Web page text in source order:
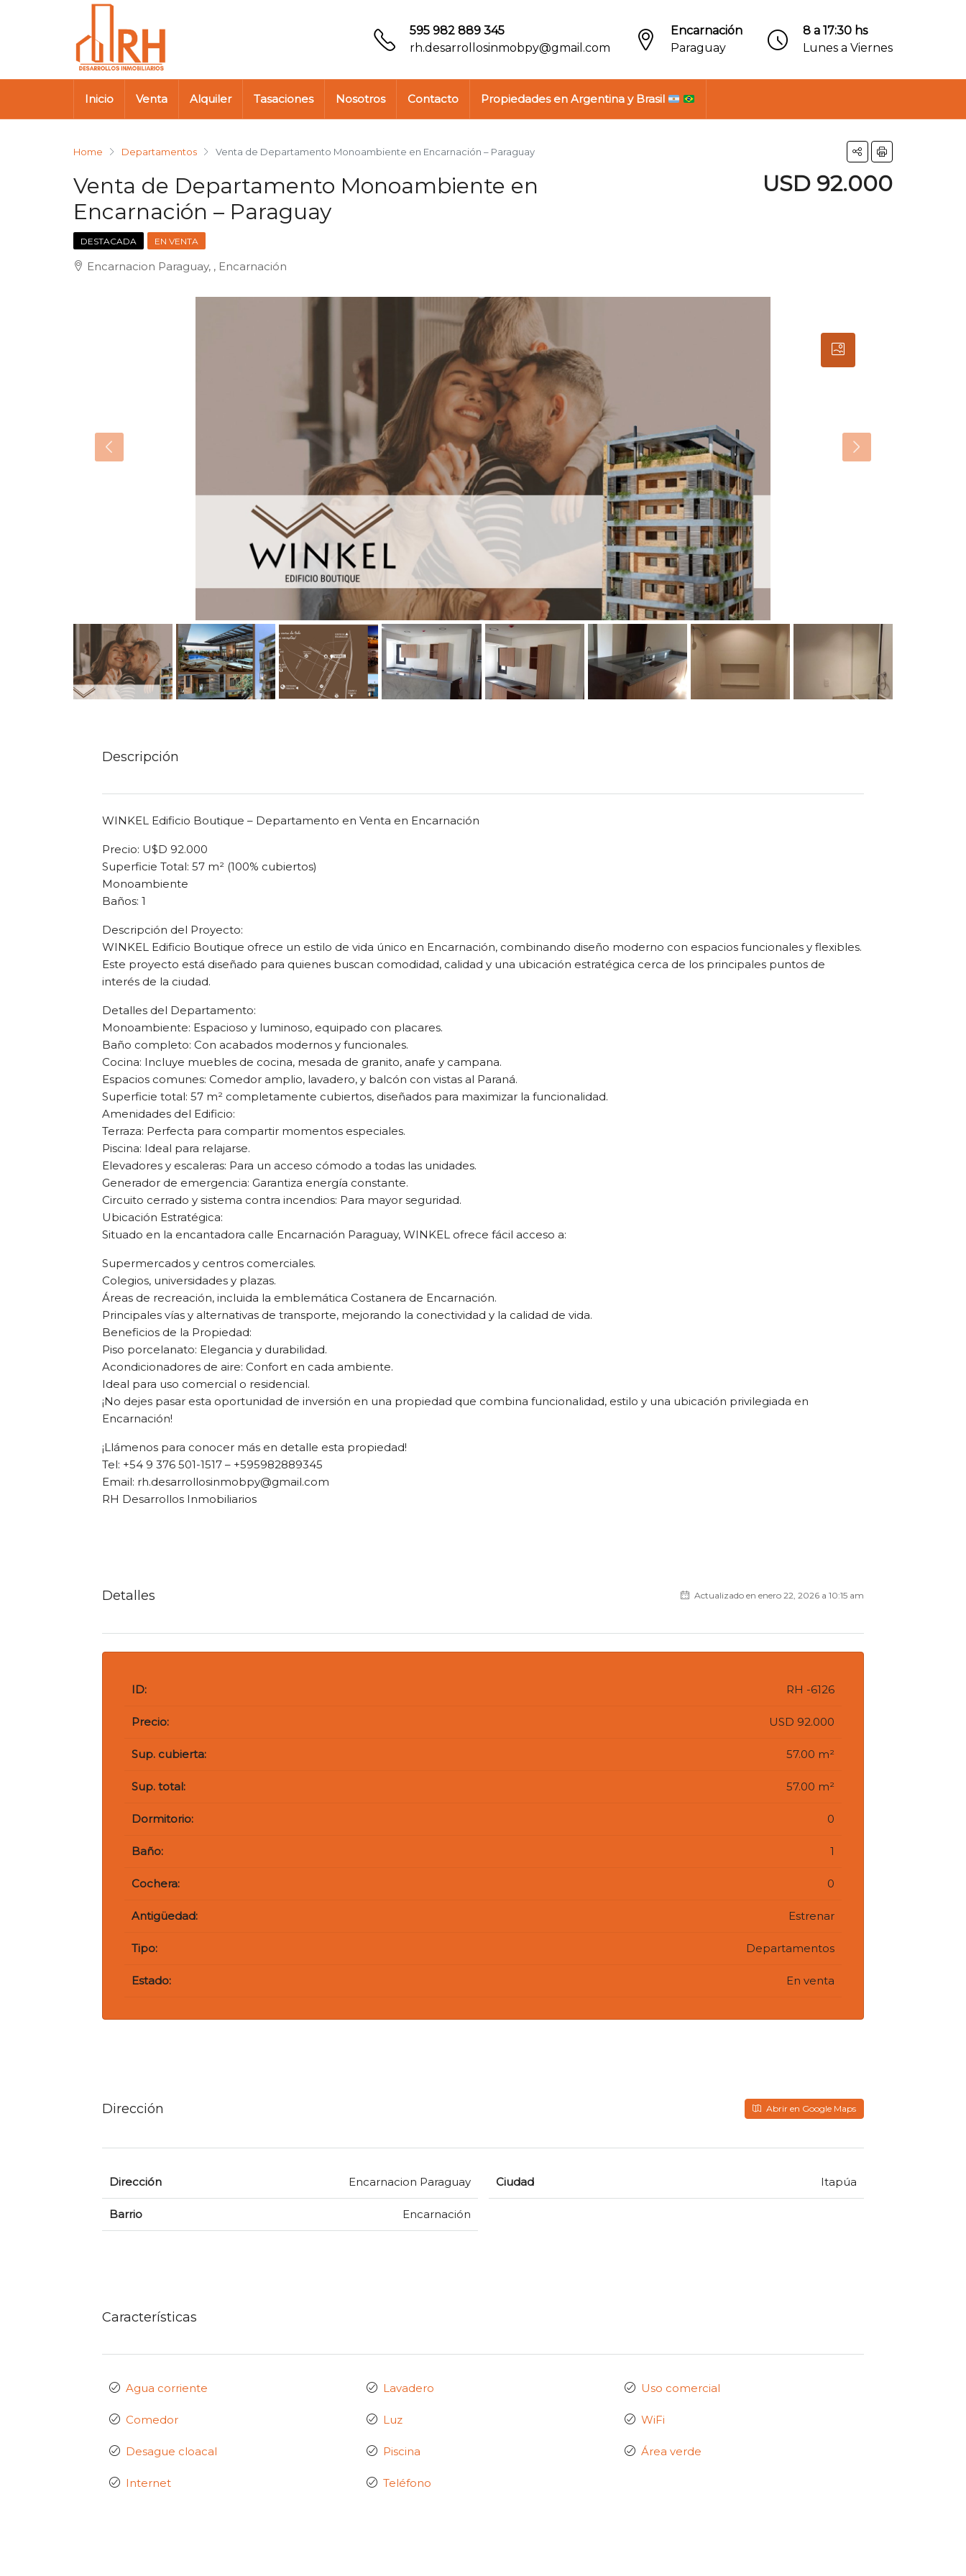
595 982 889 345
rh.desarrollosinmobpy@gmail.com
Encarnación
Paraguay
8 a 17:30 hs
Lunes a Viernes
Inicio Venta Alquiler Tasaciones Nosotros Contacto Propiedades en Argentina y Brasil
Home Departamentos Venta de Departamento Monoambiente en Encarnación – Paraguay
Venta de Departamento Monoambiente en
Encarnación – Paraguay
USD 92.000
DESTACADA EN VENTA
Encarnacion Paraguay, , Encarnación
Descripción
WINKEL Edificio Boutique – Departamento en Venta en Encarnación
Precio: U$D 92.000
Superficie Total: 57 m² (100% cubiertos)
Monoambiente
Baños: 1
Descripción del Proyecto:
WINKEL Edificio Boutique ofrece un estilo de vida único en Encarnación, combinando diseño moderno con espacios funcionales y flexibles.
Este proyecto está diseñado para quienes buscan comodidad, calidad y una ubicación estratégica cerca de los principales puntos de
interés de la ciudad.
Detalles del Departamento:
Monoambiente: Espacioso y luminoso, equipado con placares.
Baño completo: Con acabados modernos y funcionales.
Cocina: Incluye muebles de cocina, mesada de granito, anafe y campana.
Espacios comunes: Comedor amplio, lavadero, y balcón con vistas al Paraná.
Superficie total: 57 m² completamente cubiertos, diseñados para maximizar la funcionalidad.
Amenidades del Edificio:
Terraza: Perfecta para compartir momentos especiales.
Piscina: Ideal para relajarse.
Elevadores y escaleras: Para un acceso cómodo a todas las unidades.
Generador de emergencia: Garantiza energía constante.
Circuito cerrado y sistema contra incendios: Para mayor seguridad.
Ubicación Estratégica:
Situado en la encantadora calle Encarnación Paraguay, WINKEL ofrece fácil acceso a:
Supermercados y centros comerciales.
Colegios, universidades y plazas.
Áreas de recreación, incluida la emblemática Costanera de Encarnación.
Principales vías y alternativas de transporte, mejorando la conectividad y la calidad de vida.
Beneficios de la Propiedad:
Piso porcelanato: Elegancia y durabilidad.
Acondicionadores de aire: Confort en cada ambiente.
Ideal para uso comercial o residencial.
¡No dejes pasar esta oportunidad de inversión en una propiedad que combina funcionalidad, estilo y una ubicación privilegiada en
Encarnación!
¡Llámenos para conocer más en detalle esta propiedad!
Tel: +54 9 376 501-1517 – +595982889345
Email: rh.desarrollosinmobpy@gmail.com
RH Desarrollos Inmobiliarios
Detalles Actualizado en enero 22, 2026 a 10:15 am
ID: RH -6126
Precio: USD 92.000
Sup. cubierta: 57.00 m²
Sup. total: 57.00 m²
Dormitorio: 0
Baño: 1
Cochera: 0
Antigüedad: Estrenar
Tipo: Departamentos
Estado: En venta
Dirección Abrir en Google Maps
Dirección Encarnacion Paraguay
Barrio Encarnación
Ciudad Itapúa
Características
Agua corriente
Comedor
Desague cloacal
Internet
Lavadero
Luz
Piscina
Teléfono
Uso comercial
WiFi
Área verde